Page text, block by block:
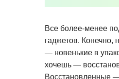
Все более-менее
гаджетов.
— новенькие в
хочешь —
Восстановленные